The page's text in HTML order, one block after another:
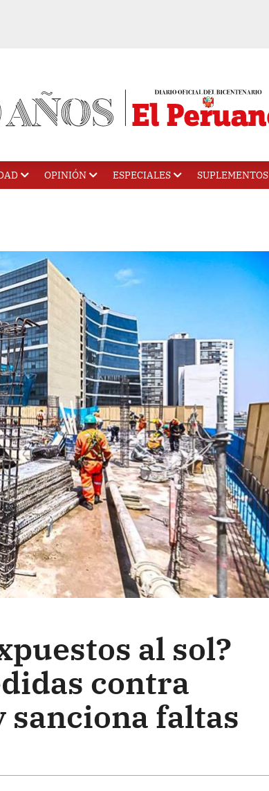
OPINIÓN ESPECIALES SUPLEMENTOS
al sol?
contra
faltas